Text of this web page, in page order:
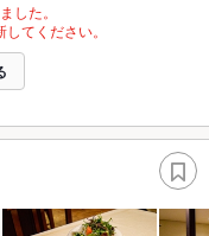
した。
てください。